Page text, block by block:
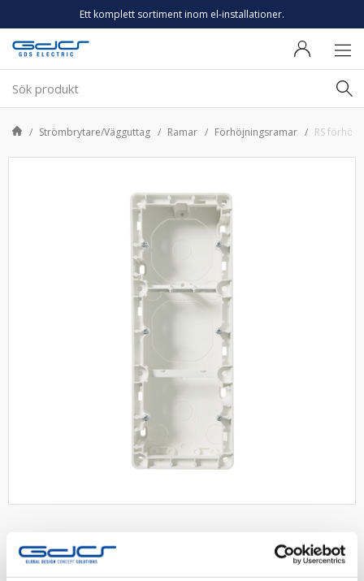
Ett komplett sortiment inom el-installationer.
Strömbrytare/Vägguttag Ramar Förhöjningsramar RS